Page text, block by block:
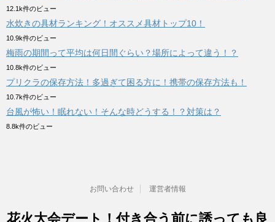
12.1k件のビュー
水炊きの具材ランキング！オススメ具材トップ10！
10.9k件のビュー
梅雨の期間って平均は何日間ぐらい？場所によって違う！？
10.8k件のビュー
プリクラの保存方法！多過ぎて困る方に！携帯の保存方法も！
10.7k件のビュー
台風が怖い！眠れない！そんな時どうする！？対策は？
8.8k件のビュー
お問い合わせ 運営者情報
花火大会デート！付き合う前に誘っても良